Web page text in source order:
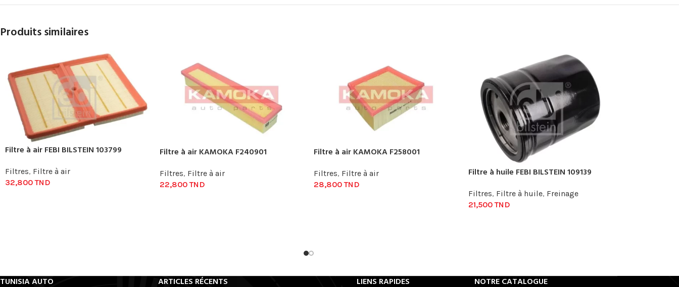
Produits similaires
Filtre à air FEBI BILSTEIN 103799
Filtres, Filtre à air
32,800TND
Filtre à air KAMOKA F240901
Filtres, Filtre à air
22,800TND
Filtre à air KAMOKA F258001
Filtres, Filtre à air
28,800TND
Filtre à huile FEBI BILSTEIN 109139
Filtres, Filtre à huile, Freinage
21,500TND
TUNISIA AUTO ARTICLES RÉCENTS LIENS RAPIDES NOTRE CATALOGUE